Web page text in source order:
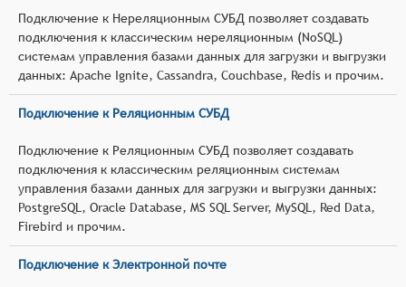
Подключение к Нереляционным СУБД позволяет создавать
подключения к классическим нереляционным (NoSQL)
системам управления базами данных для загрузки и выгрузки
данных: Apache Ignite, Cassandra, Couchbase, Redis и прочим.
Подключение к Реляционным СУБД
Подключение к Реляционным СУБД позволяет создавать
подключения к классическим реляционным системам
управления базами данных для загрузки и выгрузки данных:
PostgreSQL, Oracle Database, MS SQL Server, MySQL, Red Data,
Firebird и прочим.
Подключение к Электронной почте